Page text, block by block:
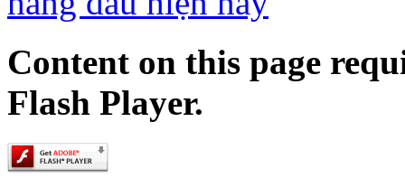
Content on this page
Flash Player.